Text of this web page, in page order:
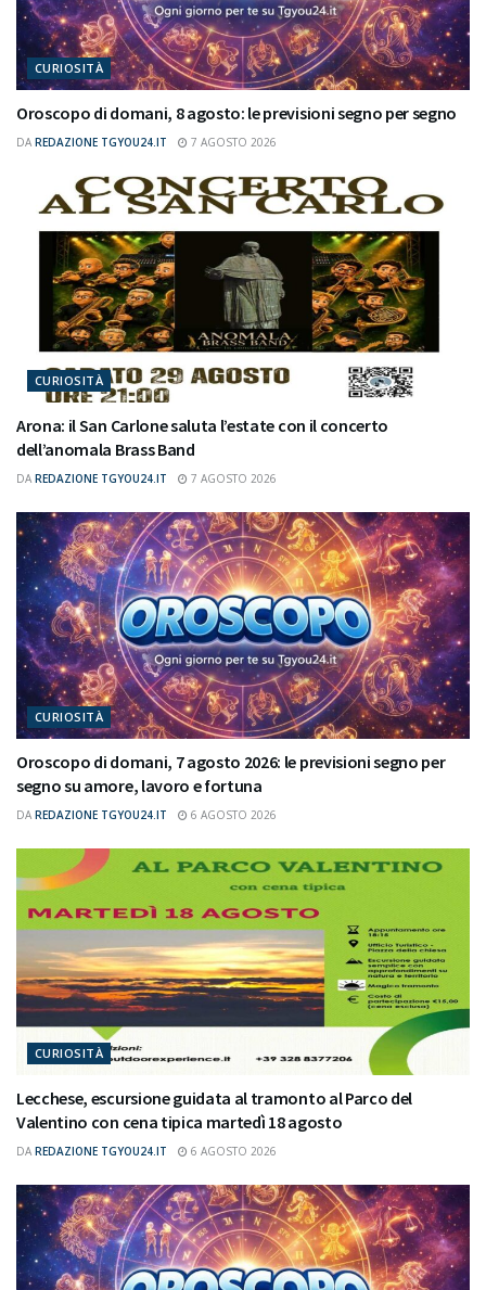
CURIOSITÀ
Oroscopo di domani, 8 agosto: le previsioni segno per segno
DA REDAZIONE TGYOU24.IT 7 AGOSTO 2026
CURIOSITÀ
Arona: il San Carlone saluta l’estate con il concerto
dell’anomala Brass Band
DA REDAZIONE TGYOU24.IT 7 AGOSTO 2026
CURIOSITÀ
Oroscopo di domani, 7 agosto 2026: le previsioni segno per
segno su amore, lavoro e fortuna
DA REDAZIONE TGYOU24.IT 6 AGOSTO 2026
CURIOSITÀ
Lecchese, escursione guidata al tramonto al Parco del
Valentino con cena tipica martedì 18 agosto
DA REDAZIONE TGYOU24.IT 6 AGOSTO 2026